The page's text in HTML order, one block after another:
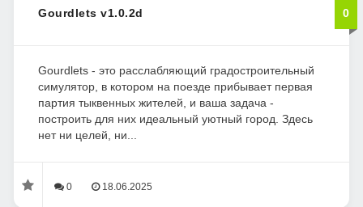
Gourdlets v1.0.2d 0
Gourdlets - это расслабляющий градостроительный
симулятор, в котором на поезде прибывает первая
партия тыквенных жителей, и ваша задача -
построить для них идеальный уютный город. Здесь
нет ни целей, ни...
0 18.06.2025